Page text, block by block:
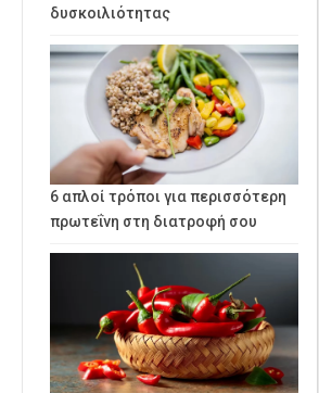
δυσκοιλιότητας
6 απλοί τρόποι για περισσότερη
πρωτεΐνη στη διατροφή σου